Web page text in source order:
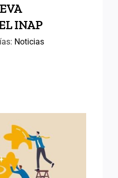
INAP
Noticias
DE